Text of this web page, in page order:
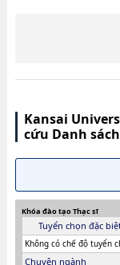
Kansai
cứu Danh sách
Khóa đào tạo Thạc sĩ
Tuyển chọn đặc
Không có chế độ tuyển
Chuyên ngành